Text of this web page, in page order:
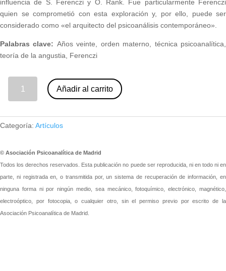
influencia de S. Ferenczi y O. Rank. Fue particularmente Ferenczi
quien se comprometió con esta exploración y, por ello, puede ser
considerado como «el arquitecto del psicoanálisis contemporáneo».
Palabras clave: Años veinte, orden materno, técnica psicoanalítica,
teoría de la angustia, Ferenczi
Añadir al carrito
Categoría: Artículos
© Asociación Psicoanalítica de Madrid
Todos los derechos reservados. Esta publicación no puede ser reproducida, ni en todo ni en
parte, ni registrada en, o transmitida por, un sistema de recuperación de información, en
ninguna forma ni por ningún medio, sea mecánico, fotoquímico, electrónico, magnético,
electroóptico, por fotocopia, o cualquier otro, sin el permiso previo por escrito de la
Asociación Psicoanalítica de Madrid.